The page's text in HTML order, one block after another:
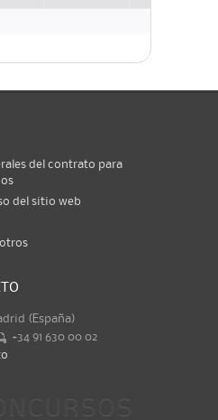
del contrato para
del sitio web
(España)
+34 91 630 00 02